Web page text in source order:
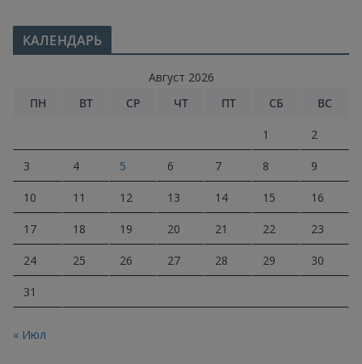
КАЛЕНДАРЬ
Август 2026
ПН
ВТ СР ЧТ ПТ СБ ВС
1 2
3 4 5 6 7 8 9
10 11 12 13 14 15 16
17 18 19 20 21 22 23
24 25 26 27 28 29 30
31
« Июл